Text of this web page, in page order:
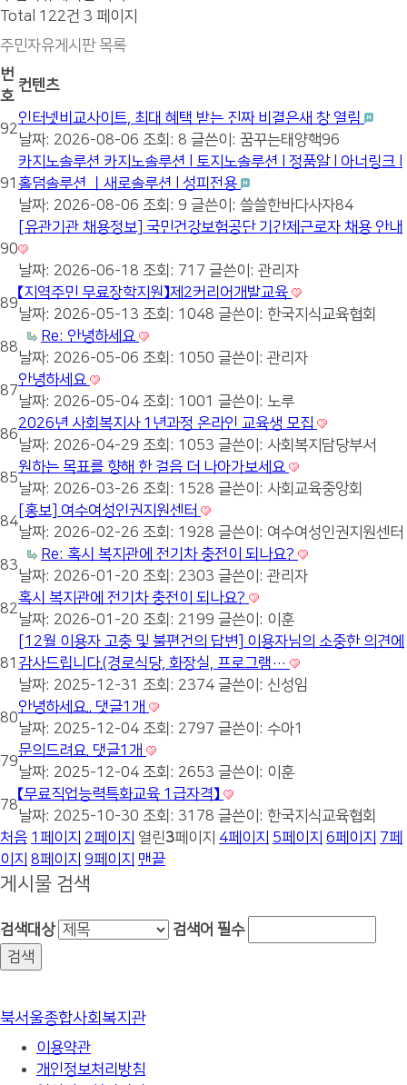
Total 122건 3 페이지
주민자유게시판 목록
번
호
컨텐츠
92
인터넷비교사이트, 최대 혜택 받는 진짜 비결은새 창 열림
날짜: 2026-08-06 조회: 8 글쓴이: 꿈꾸는태양핵96
91
카지노솔루션 카지노솔루션 l 토지노솔루션 l 정품알 l 아너링크 l
홀덤솔루션 ㅣ새로솔루션 l 성피전용
날짜: 2026-08-06 조회: 9 글쓴이: 쓸쓸한바다사자84
90
[유관기관 채용정보] 국민건강보험공단 기간제근로자 채용 안내
날짜: 2026-06-18 조회: 717 글쓴이: 관리자
89
【지역주민 무료장학지원】제2커리어개발교육
날짜: 2026-05-13 조회: 1048 글쓴이: 한국지식교육협회
88
Re: 안녕하세요
날짜: 2026-05-06 조회: 1050 글쓴이: 관리자
87
안녕하세요
날짜: 2026-05-04 조회: 1001 글쓴이: 노루
86
2026년 사회복지사 1년과정 온라인 교육생 모집
날짜: 2026-04-29 조회: 1053 글쓴이: 사회복지담당부서
85
원하는 목표를 향해 한 걸음 더 나아가보세요
날짜: 2026-03-26 조회: 1528 글쓴이: 사회교육중앙회
84
[홍보] 여수여성인권지원센터
날짜: 2026-02-26 조회: 1928 글쓴이: 여수여성인권지원센터
83
Re: 혹시 복지관에 전기차 충전이 되나요?
날짜: 2026-01-20 조회: 2303 글쓴이: 관리자
82
혹시 복지관에 전기차 충전이 되나요?
날짜: 2026-01-20 조회: 2199 글쓴이: 이훈
81
[12월 이용자 고충 및 불편건의 답변] 이용자님의 소중한 의견에
감사드립니다.(경로식당, 화장실, 프로그램…
날짜: 2025-12-31 조회: 2374 글쓴이: 신성임
80
안녕하세요.. 댓글1 개
날짜: 2025-12-04 조회: 2797 글쓴이: 수아1
79
문의드려요. 댓글1 개
날짜: 2025-12-04 조회: 2653 글쓴이: 이훈
78
【무료직업능력특화교육 1급자격】
날짜: 2025-10-30 조회: 3178 글쓴이: 한국지식교육협회
처음 1 페이지 2페이지 열린3페이지 4페이지 5페이지 6페이지 7페
이지 8페이지 9페이지 맨끝
게시물 검색
검색대상 검색어 필수
북서울종합사회복지관
이용약관
개인정보처리방침